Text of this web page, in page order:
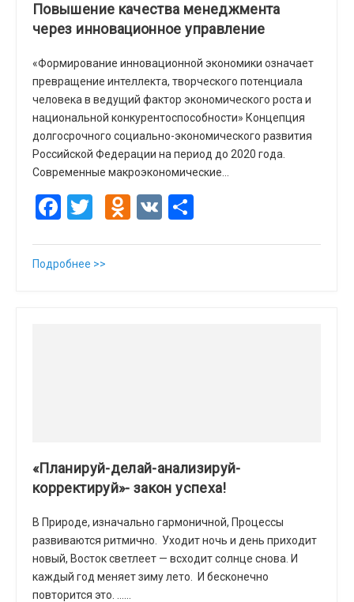
Повышение качества менеджмента
через инновационное управление
«Формирование инновационной экономики означает
превращение интеллекта, творческого потенциала
человека в ведущий фактор экономического роста и
национальной конкурентоспособности» Концепция
долгосрочного социально-экономического развития
Российской Федерации на период до 2020 года.
Современные макроэкономические…
Facebook
TwitterOdnoklassniki
VK
Подробнее >>
«Планируй-делай-анализируй-
корректируй»- закон успеха!
В Природе, изначально гармоничной, Процессы
развиваются ритмично. Уходит ночь и день приходит
новый, Восток светлеет — всходит солнце снова. И
каждый год меняет зиму лето. И бесконечно
повторится это. ……